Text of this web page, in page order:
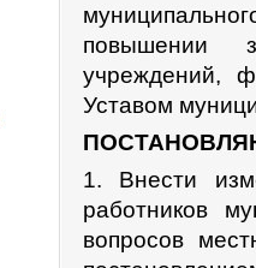
повышении
учреждений,
Уставом
1. Внести
работников
вопросов